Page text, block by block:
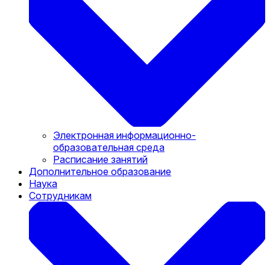
Электронная информационно-
образовательная среда
Расписание занятий
Дополнительное образование
Наука
Сотрудникам